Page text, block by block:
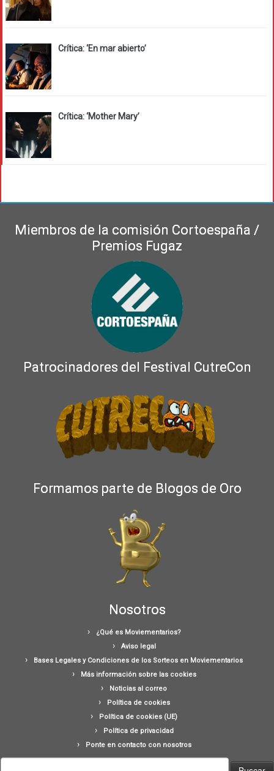
Crítica: ‘En mar abierto’
Crítica: ‘Mother Mary’
Miembros de la comisión Cortoespaña /
Premios Fugaz
Patrocinadores del Festival CutreCon
Formamos parte de Blogos de Oro
Nosotros
¿Qué es Moviementarios?
Aviso legal
Bases Legales y Condiciones de los Sorteos en Moviementarios
Más información sobre las cookies
Noticias al correo
Política de cookies
Política de cookies (UE)
Política de privacidad
Ponte en contacto con nosotros